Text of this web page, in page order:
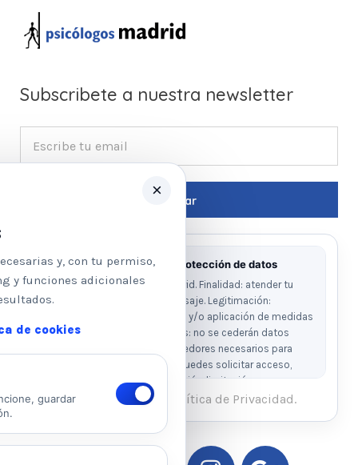
Subscribete a nuestra newsletter
Información básica sobre protección de datos
Responsable: Psicologos Madrid. Finalidad: atender tu
solicitud y responder a tu mensaje. Legitimación:
consentimiento del interesado y/o aplicación de medidas
precontractuales. Destinatarios: no se cederán datos
salvo obligación legal o proveedores necesarios para
prestar el servicio. Derechos: puedes solicitar acceso,
rectificación, supresión, oposición, limitación y
portabilidad escribiendo al email legal indicado.
Ver Política de Cookies
He leído y acepto la Política de Privacidad.
×
y, con tu permiso,
y funciones adicionales
de cookies
guardar